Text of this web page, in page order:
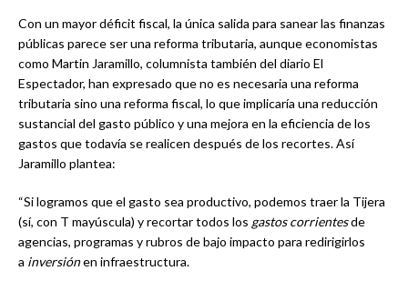
Con un mayor déficit fiscal, la única salida para sanear las finanzas
públicas parece ser una reforma tributaria, aunque economistas
como Martin Jaramillo, columnista también del diario El
Espectador, han expresado que no es necesaria una reforma
tributaria sino una reforma fiscal, lo que implicaría una reducción
sustancial del gasto público y una mejora en la eficiencia de los
gastos que todavía se realicen después de los recortes. Así
Jaramillo plantea:
“Si logramos que el gasto sea productivo, podemos traer la Tijera
(sí, con T mayúscula) y recortar todos los gastos corrientesde
agencias, programas y rubros de bajo impacto para redirigirlos
a inversiónen infraestructura.